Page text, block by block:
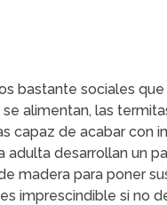
bastante sociales
alimentan, las
capaz de acabar con
adulta desarrollan un
madera para poner
es imprescindible si no